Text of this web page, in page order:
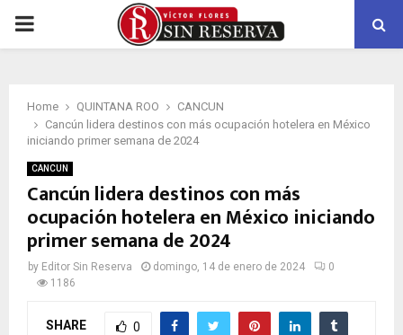
PRIMARY
Home QUINTANA ROO
CANCUN
Cancún lidera destinos con más ocupación hotelera en México
iniciando primer semana de 2024
CANCUN
Cancún lidera destinos con más
ocupación hotelera en México iniciando
primer semana de 2024
by Editor Sin Reserva domingo, 14 de enero de 2024
0
1186
SHARE 0